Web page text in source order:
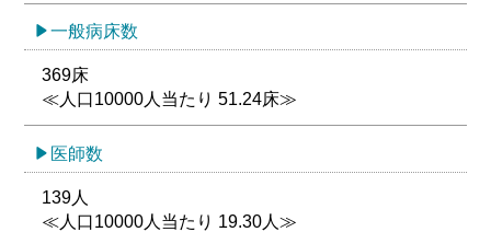
一般病床数
369床
≪人口10000人当たり 51.24床≫
医師数
139人
≪人口10000人当たり 19.30人≫